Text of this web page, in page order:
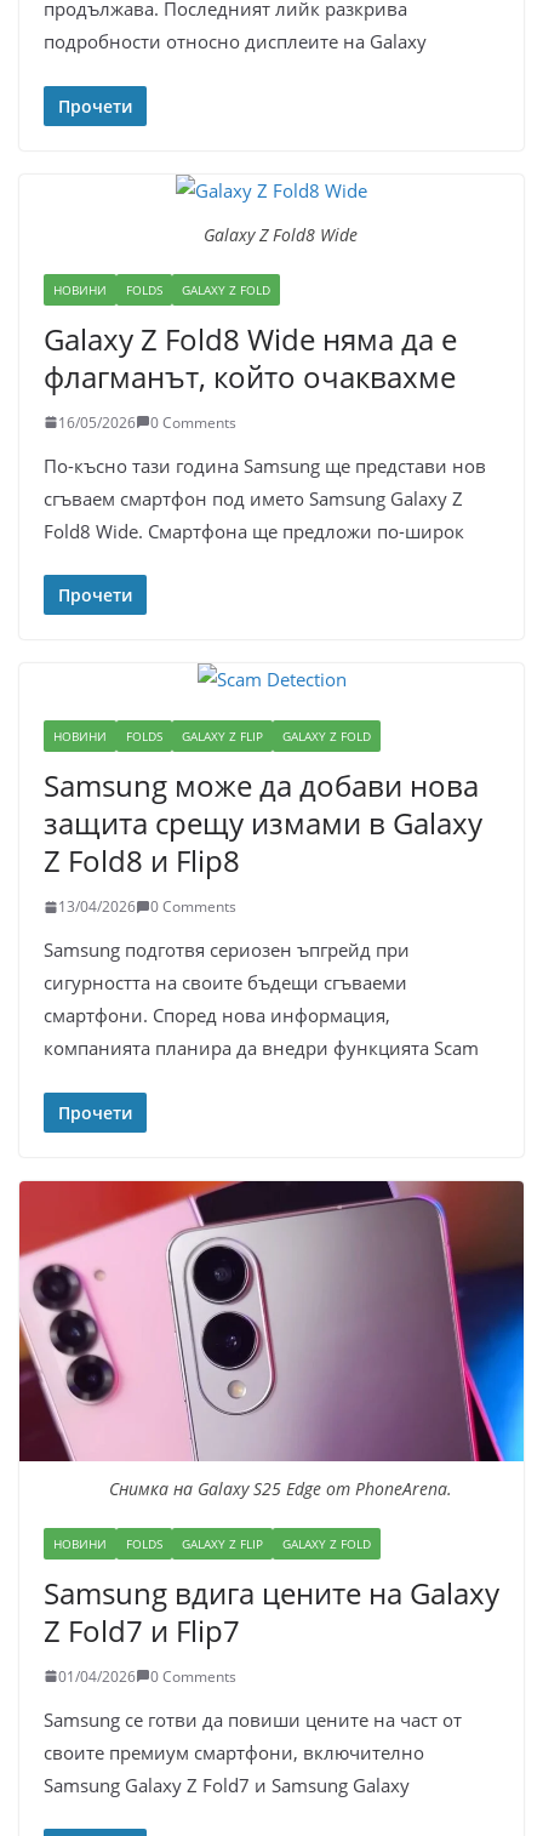
продължава. Последният лийк разкрива
подробности относно дисплеите на Galaxy
Прочети
Galaxy Z Fold8 Wide
НОВИНИ FOLDS GALAXY Z FOLD
Galaxy Z Fold8 Wide няма да е
флагманът, който очаквахме
16/05/2026 0 Comments
По-късно тази година Samsung ще представи нов
сгъваем смартфон под името Samsung Galaxy Z
Fold8 Wide. Смартфона ще предложи по-широк
Прочети
НОВИНИ FOLDS GALAXY Z FLIP GALAXY Z FOLD
Samsung може да добави нова
защита срещу измами в Galaxy
Z Fold8 и Flip8
13/04/2026 0 Comments
Samsung подготвя сериозен ъпгрейд при
сигурността на своите бъдещи сгъваеми
смартфони. Според нова информация,
компанията планира да внедри функцията Scam
Прочети
Снимка на Galaxy S25 Edge от PhoneArena.
НОВИНИ FOLDS GALAXY Z FLIP GALAXY Z FOLD
Samsung вдига цените на Galaxy
Z Fold7 и Flip7
01/04/2026 0 Comments
Samsung се готви да повиши цените на част от
своите премиум смартфони, включително
Samsung Galaxy Z Fold7 и Samsung Galaxy